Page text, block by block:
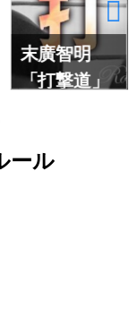
末廣智明
「打撃道」
ール